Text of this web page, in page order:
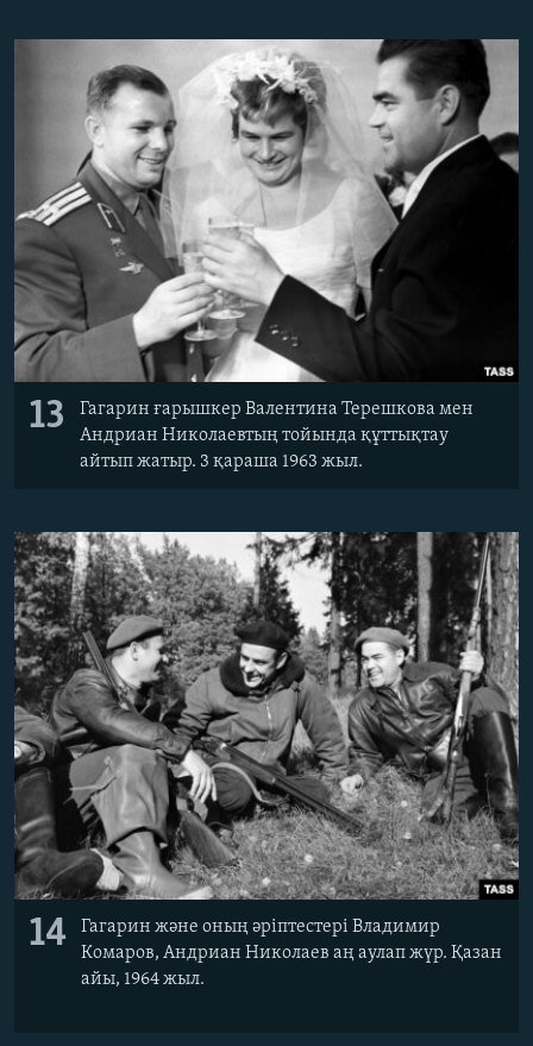
13
Гагарин ғарышкер Валентина Терешкова мен
Андриан Николаевтың тойында құттықтау
айтып жатыр. 3 қараша 1963 жыл.
14
Гагарин және оның әріптестері Владимир
Комаров, Андриан Николаев аң аулап жүр. Қазан
айы, 1964 жыл.